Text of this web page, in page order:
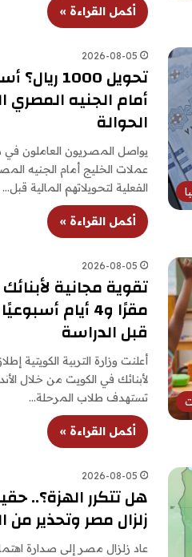
أكمل القراءة »
2026-08-05
تحويل
أمام الجنيه
الحوالة
يواصل المصريون العاملون في
عملات الخليج أمام الجنيه
الفعلية لتحويلاتهم المالية قبل…
أكمل القراءة »
2026-08-05
مقرًا و4 أيام
قبل الدراسة
أعلنت وزارة التربية الكويتية
لأبنائك في الكويت من خلال
تستهدف طلاب المرحلة…
أكمل القراءة »
2026-08-05
هل تتكرر الهزة؟..
زلزال مصر وتحذير من
عاد زلزال مصر إلى صدارة